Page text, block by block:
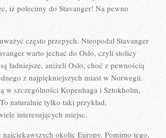
iż polecimy do Stavanger! Na pewno
często przepych. Nieopodal Stavanger
warto jechać do Oslo, czyli stolicy
ładniejsze, aniżeli Oslo, choć z pewnością
z najpiękniejszych miast w Norwegii.
w szczególności Kopenhaga i Sztokholm,
naturalnie tylko taki przykład,
interesujących miejsc.
najciekawszych okolic Europy. Pomimo tego,